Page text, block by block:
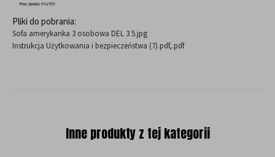
Inne produkty z tej kategorii
Pliki do pobrania:
Sofa amerykanka 3 osobowa DEL 3 5.jpg
Instrukcja Użytkowania i bezpieczeństwa (7).pdf,.pdf